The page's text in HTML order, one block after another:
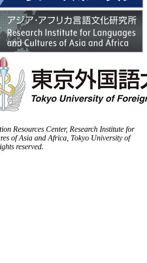
Resources Center, Research Institute for
of Asia and Africa, Tokyo University of
reserved.